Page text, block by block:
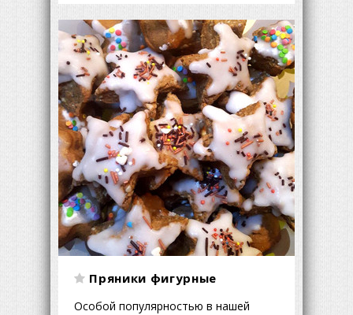
Пряники фигурные
Особой популярностью в нашей